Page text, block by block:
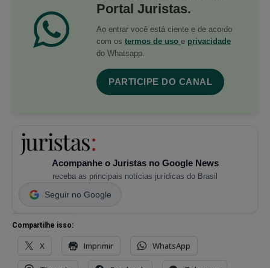
Portal Juristas.
Ao entrar você está ciente e de acordo
com os termos de uso e privacidade
do Whatsapp.
PARTICIPE DO CANAL
Acompanhe o Juristas no Google News
receba as principais notícias jurídicas do Brasil
Seguir no Google
Compartilhe isso:
X Imprimir WhatsApp